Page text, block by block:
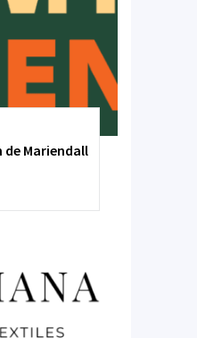
de Mariendall